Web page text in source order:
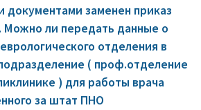
документами заменен приказ
Можно ли передать данные о
отделения в
( проф.отделение
) для работы врача
за штат ПНО